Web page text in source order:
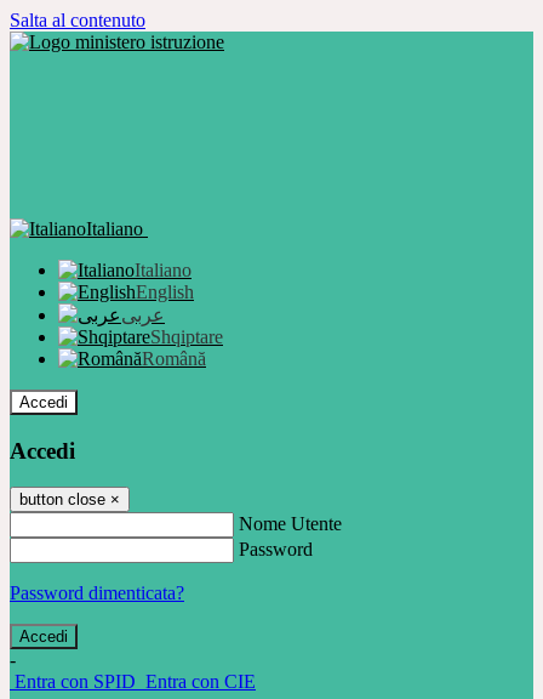
Salta al contenuto
Italiano
Italiano
English
عربى
Shqiptare
Română
Accedi
Accedi
button close ×
Nome Utente
Password
Password dimenticata?
-
Entra con SPID Entra con CIE